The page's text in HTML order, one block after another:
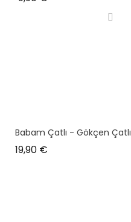
Babam Çatlı - Gökçen Çatlı
19,90 €